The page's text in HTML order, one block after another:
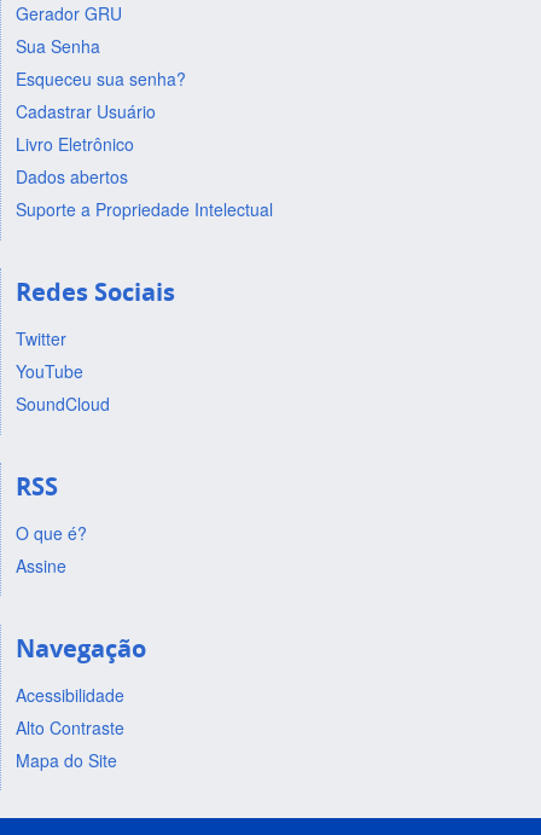
Gerador GRU
Sua Senha
Esqueceu sua senha?
Cadastrar Usuário
Livro Eletrônico
Dados abertos
Suporte a Propriedade Intelectual
Redes Sociais
Twitter
YouTube
SoundCloud
RSS
O que é?
Assine
Navegação
Acessibilidade
Alto Contraste
Mapa do Site